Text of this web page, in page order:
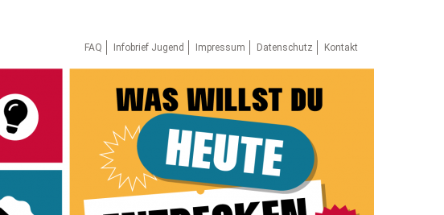
FAQ
Infobrief Jugend Impressum Datenschutz Kontakt